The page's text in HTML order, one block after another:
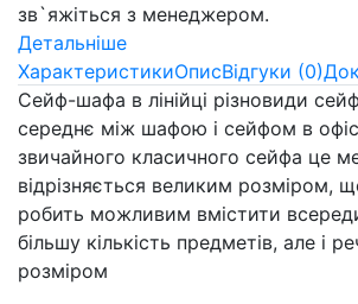
зв`яжіться з менеджером.
Детальніше
ХарактеристикиОписВідгуки (0)
Сейф-шафа в лінійці різновиди
середнє між шафою і сейфом в
звичайного класичного сейфа це
відрізняється великим розміром,
робить можливим вмістити
більшу кількість предметів, але і
розміром